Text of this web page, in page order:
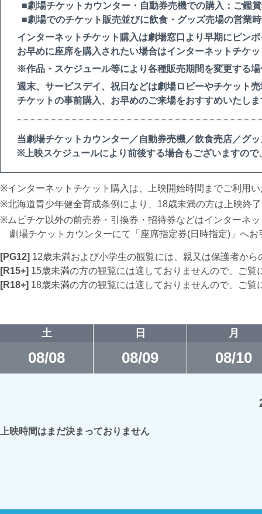
■劇場チケットカウンター・自動券売機での購入：ご鑑
■劇場でのチケット販売並びに飲食・グッズ売場の営業
インターネットチケット購入は劇場窓口より早期にピン
お早めに座席を購入されたい場合はインターネットチケ
※作品・スケジュール等により各種販売期間を変更する
週末、サービスデイ、祝日などは劇場ロビーやチケット
チケットの事前購入、お早めのご来場をおすすめいたし
当劇場チケットカウンター／自動券売機／飲食売店／グ
※上映スケジュールにより前後する場合もございますので
インターネットチケット購入は、上映開始時間までご利用
北海道青少年健全育成条例により、18歳未満の方は上映終
ムビチケ以外の前売券・引換券・招待券などはインターネ
劇場チケットカウンターにて「座席指定券(日時指定)」へ
[PG12] 12歳未満および小学生の観覧には、親又は保護者か
[R15+] 15歳未満の方の観覧には適しておりませんので、ご覧
[R18+] 18歳未満の方の観覧には適しておりませんので、ご覧
土
08/08
日
08/09
月
08/10
上映時間はまだ決まっておりません